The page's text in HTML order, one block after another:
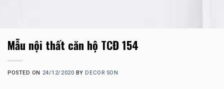
Mẫu nội thất căn hộ TCĐ 154
POSTED ON 24/12/2020 BY DECOR SON